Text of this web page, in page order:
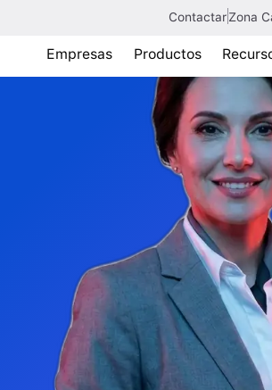
ContactarZona
Empresas Productos